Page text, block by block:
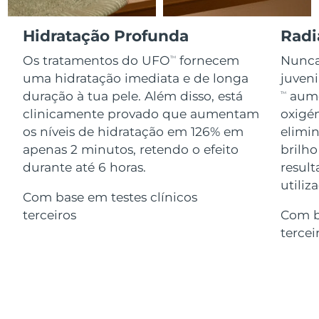
Hidratação Profunda
Os tratamentos do UFOTM
fornecem
uma hidratação imediata e de longa
duração à tua pele. Além disso, está
clinicamente provado que aumentam
os níveis de hidratação em 126% em
apenas 2 minutos, retendo o efeito
durante até 6 horas.
Com base em testes clínicos
terceiros
TM
brilho
Com
Advanced pore care essentials
Serum
issa™ Teeth Whitening Gel
18% PAP
Cosméticos Homens
Comprar todos
SOBRE
Israel Entrega prevista 13/8/26
Itália Entrega prevista 9/8/26
Japão Entrega prevista 12/8/26
Jersey Entrega prevista 14/8/26
Cazaquistão 11/8/26
Kuwait Entrega prevista
9/8/26